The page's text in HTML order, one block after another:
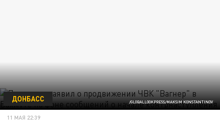
/GLOBALLOOKPRESS/MAKSIM KONSTANTINOV
ДОНБАСС
11 МАЯ 22:39